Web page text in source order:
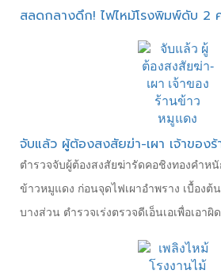
สลดกลางดึก! ไฟไหม้โรงพิมพ์ดับ 2
จับแล้ว ผู้ต้องสงสัยฆ่า-เผา เจ้าของ
ตำรวจจับผู้ต้องสงสัยฆ่ารัดคอชิงทองคำห
ข้าวหมูแดง ก่อนจุดไฟเผาอำพราง เบื้องต้
บางส่วน ตำรวจเร่งตรวจดีเอ็นเอเพื่อเอาผิด